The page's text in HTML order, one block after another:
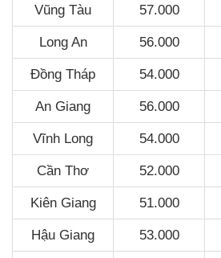
Vũng Tàu 57.000
Long An 56.000
Đồng Tháp 54.000
An Giang 56.000
Vĩnh Long 54.000
Cần Thơ 52.000
Kiên Giang 51.000
Hậu Giang 53.000